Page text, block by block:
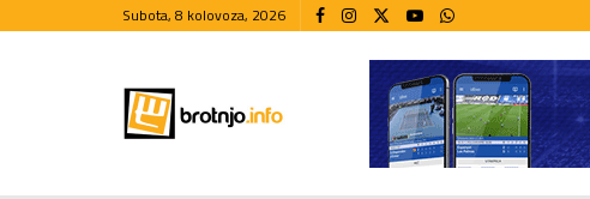
Subota, 8 kolovoza, 2026